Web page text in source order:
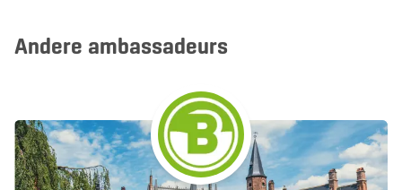
Andere ambassadeurs